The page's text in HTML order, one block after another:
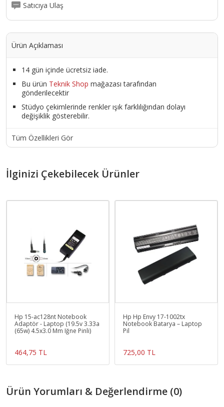
Satıcıya Ulaş
Ürün Açıklaması
14 gün içinde ücretsiz iade.
Bu ürün Teknik Shop mağazası tarafından
gönderilecektir
Stüdyo çekimlerinde renkler ışık farklılığından dolayı
değişiklik gösterebilir.
Tüm Özellikleri Gör
İlginizi Çekebilecek Ürünler
Hp 15-ac128nt Notebook
Adaptör - Laptop (19.5v 3.33a
(65w) 4.5x3.0 Mm Iğne Pinli)
464,75 TL
Hp Hp Envy 17-1002tx
Notebook Batarya – Laptop
Pil
725,00 TL
Ürün Yorumları & Değerlendirme (0)